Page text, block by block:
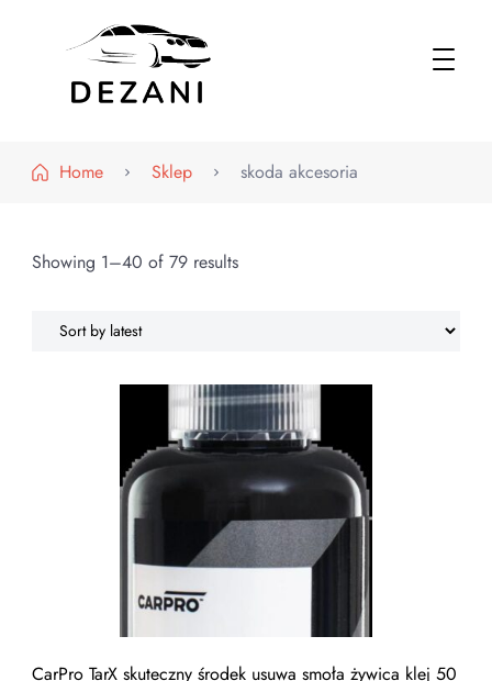
Home
Sklep skoda akcesoria
Showing 1–40 of 79 results
CarPro TarX skuteczny środek usuwa smoła żywica klej 50